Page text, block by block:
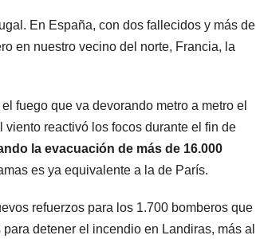
En España, con dos fallecidos y más de
en nuestro vecino del norte, Francia, la
fuego que va devorando metro a metro el
reactivó los focos durante el fin de
la evacuación de más de 16.000
es ya equivalente a la de París.
refuerzos para los 1.700 bomberos que
detener el incendio en Landiras, más al